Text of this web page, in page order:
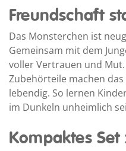
Freundschaft
Das Monsterchen ist
Gemeinsam mit dem
voller Vertrauen und
Zubehörteile machen
lebendig. So lernen
im Dunkeln unheimlich
Kompaktes